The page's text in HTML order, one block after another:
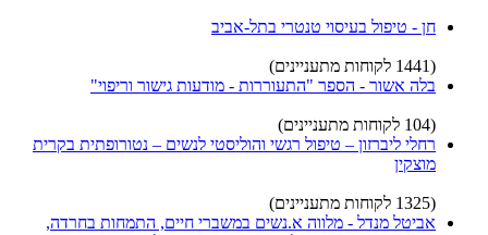
חן - טיפול בעיסוי טנטרי בתל-אביב
(1441 לקוחות מתעניינים)
בלה אשור - הספר "התעוררות - מודעות גישור וריפוי"
(104 לקוחות מתעניינים)
רחלי ליברזון – טיפול רגשי והוליסטי לנשים – נטורופתית בקרית
מוצקין
(1325 לקוחות מתעניינים)
אביטל מנדל - מלווה א.נשים במשברי חיים, התמחות בחרדה,